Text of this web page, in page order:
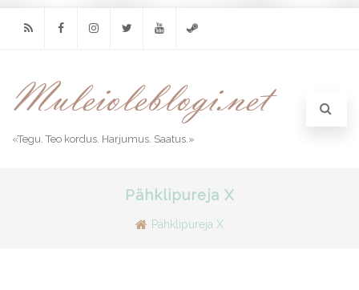
«Tegu. Teo kordus. Harjumus. Saatus.»
Pähklipureja X
Pähklipureja X